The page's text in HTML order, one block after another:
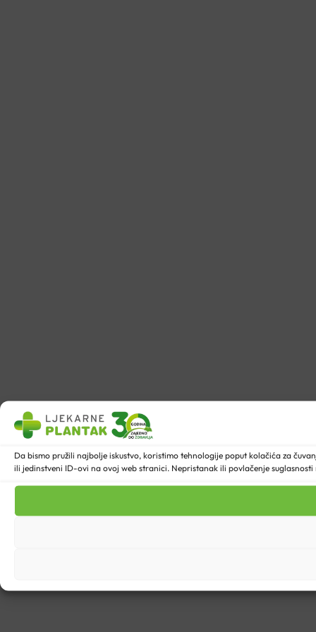
Da bismo pružili najbolje iskustvo, koristimo tehnologije poput kolačića za
ili jedinstveni ID-ovi na ovoj web stranici. Nepristanak ili povlačenje